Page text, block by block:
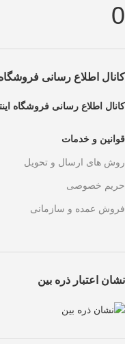
0
کانال اطلاع رسانی فروشگاه
کانال اطلاع رسانی فروشگاه
قوانین و خدمات
روش های ارسال و تحویل
حریم خصوصی
فروش عمده و سازمانی
نشان اعتبار ذره بین